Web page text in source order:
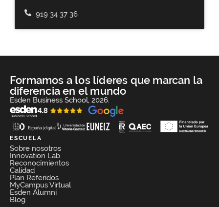
919 34 37 36
Formamos a los líderes que marcan la
diferencia en el mundo
Esden Business School, 2026.
ESCUELA
Sobre nosotros
Innovation Lab
Reconocimientos
Calidad
Plan Referidos
MyCampus Virtual
Esden Alumni
Blog